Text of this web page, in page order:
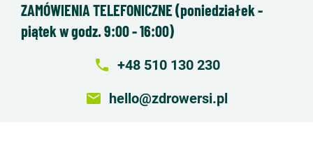
ZAMÓWIENIA TELEFONICZNE (poniedziałek -
piątek w godz. 9:00 - 16:00)
local_phone +48 510 130 230
email hello@zdrowersi.pl